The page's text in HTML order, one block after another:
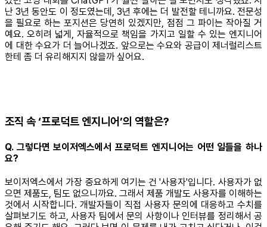
난 3년 동안도 이 정도였는데, 3년 후에는 더 발전할 테니까요. 전문성
을 필요로 하는 포지션은 당연히 있겠지만, 점점 그 파이는 작아질 거
예요. 오히려 넓게, 자율적으로 책임을 가지고 일할 수 있는 엔지니어
에 대한 수요가 더 늘어나겠죠. 앞으로는 수요와 공급이 제너럴리스트
한테 좀 더 유리해지지 않을까 싶어요.
조직 속 ‘프로덕트 엔지니어’의 역할은?
Q. 그렇다면 보이저엑스에서 프로덕트 엔지니어는 어떤 일들을 하나
요?
보이저엑스에서 가장 중요하게 여기는 건 '사용자'입니다. 사용자가 없
으면 제품도, 팀도 없으니까요. 그래서 제품 개발도 사용자를 이해하는
것에서 시작합니다. 개발자들이 직접 사용자 문의에 대응하고 수치를
살펴보기도 하고, 사용자 팀에서 문의 사항이나 인터뷰를 정리해서 공